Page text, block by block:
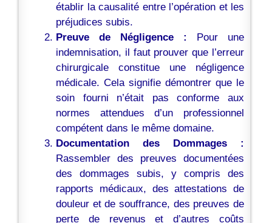
établir la causalité entre l’opération et les
préjudices subis.
Preuve de Négligence :
Pour une
indemnisation, il faut prouver que l’erreur
chirurgicale constitue une négligence
médicale. Cela signifie démontrer que le
soin fourni n’était pas conforme aux
normes attendues d’un professionnel
compétent dans le même domaine.
Documentation des Dommages :
Rassembler des preuves documentées
des dommages subis, y compris des
rapports médicaux, des attestations de
douleur et de souffrance, des preuves de
perte de revenus et d’autres coûts